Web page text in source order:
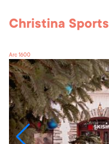
Christina Sports
Arc 1600